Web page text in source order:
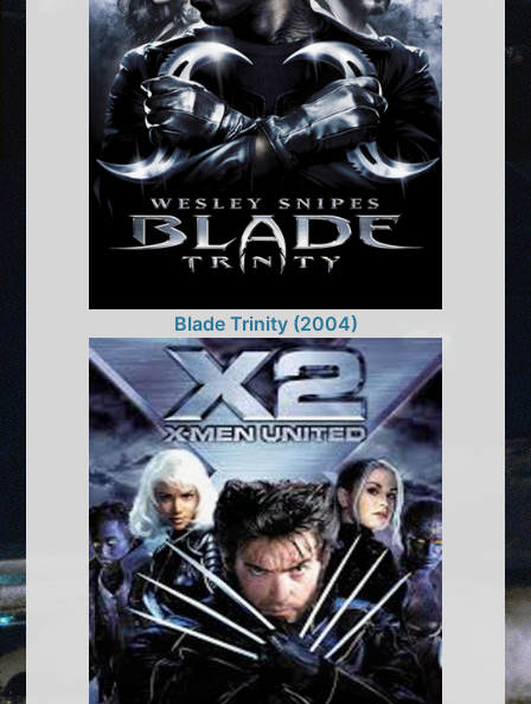
Blade Trinity (2004)